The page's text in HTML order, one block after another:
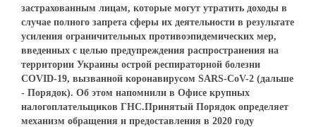
застрахованным лицам, которые могут утратить доходы в
случае полного запрета сферы их деятельности в результате
усиления ограничительных противоэпидемических мер,
введенных с целью предупреждения распространения на
территории Украины острой респираторной болезни
COVID-19, вызванной коронавирусом SARS-CoV-2 (дальше
- Порядок). Об этом напомнили в Офисе крупных
налогоплательщиков ГНС.Принятый Порядок определяет
механизм обращения и предоставления в 2020 году